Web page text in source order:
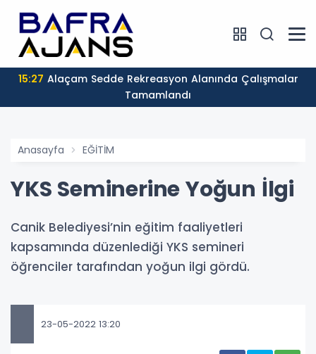
15:27
Tamamlandı
Anasayfa EĞİTİM
YKS Seminerine Yoğun İlgi
Canik Belediyesi’nin eğitim faaliyetleri
kapsamında düzenlediği YKS semineri
öğrenciler tarafından yoğun ilgi gördü.
23-05-2022 13:20